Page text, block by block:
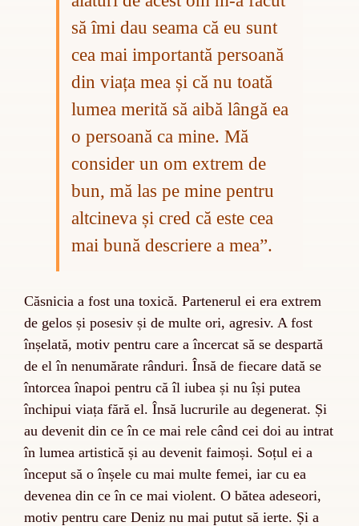
să îmi dau seama că eu sunt
cea mai importantă persoană
din viața mea și că nu toată
lumea merită să aibă lângă ea
o persoană ca mine. Mă
consider un om extrem de
bun, mă las pe mine pentru
altcineva și cred că este cea
mai bună descriere a mea”.
Căsnicia a fost una toxică. Partenerul ei era extrem
de gelos și posesiv și de multe ori, agresiv. A fost
înșelată, motiv pentru care a încercat să se despartă
de el în nenumărate rânduri. Însă de fiecare dată se
întorcea înapoi pentru că îl iubea și nu își putea
închipui viața fără el. Însă lucrurile au degenerat. Și
au devenit din ce în ce mai rele când cei doi au intrat
în lumea artistică și au devenit faimoși. Soțul ei a
început să o înșele cu mai multe femei, iar cu ea
devenea din ce în ce mai violent. O bătea adeseori,
motiv pentru care Deniz nu mai putut să ierte. Și a